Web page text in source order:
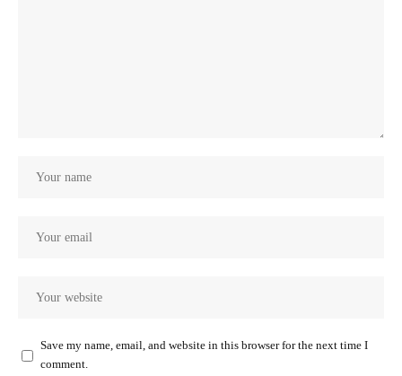
Save my name, email, and website in this browser for the next time I
comment.